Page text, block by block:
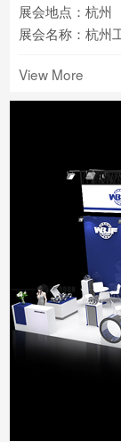
展会地点：杭州
View More